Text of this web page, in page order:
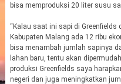
bisa memproduksi 20 liter susu
“Kalau saat ini sapi di Greenfields
Kabupaten Malang ada 12 ribu
bisa menambah jumlah sapinya
lahan baru, tentu akan
produksi Greenfields saya
negeri dan juga meningkatkan